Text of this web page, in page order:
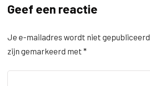
Geef een reactie
Je e-mailadres wordt niet gepubliceerd.
zijn gemarkeerd met *